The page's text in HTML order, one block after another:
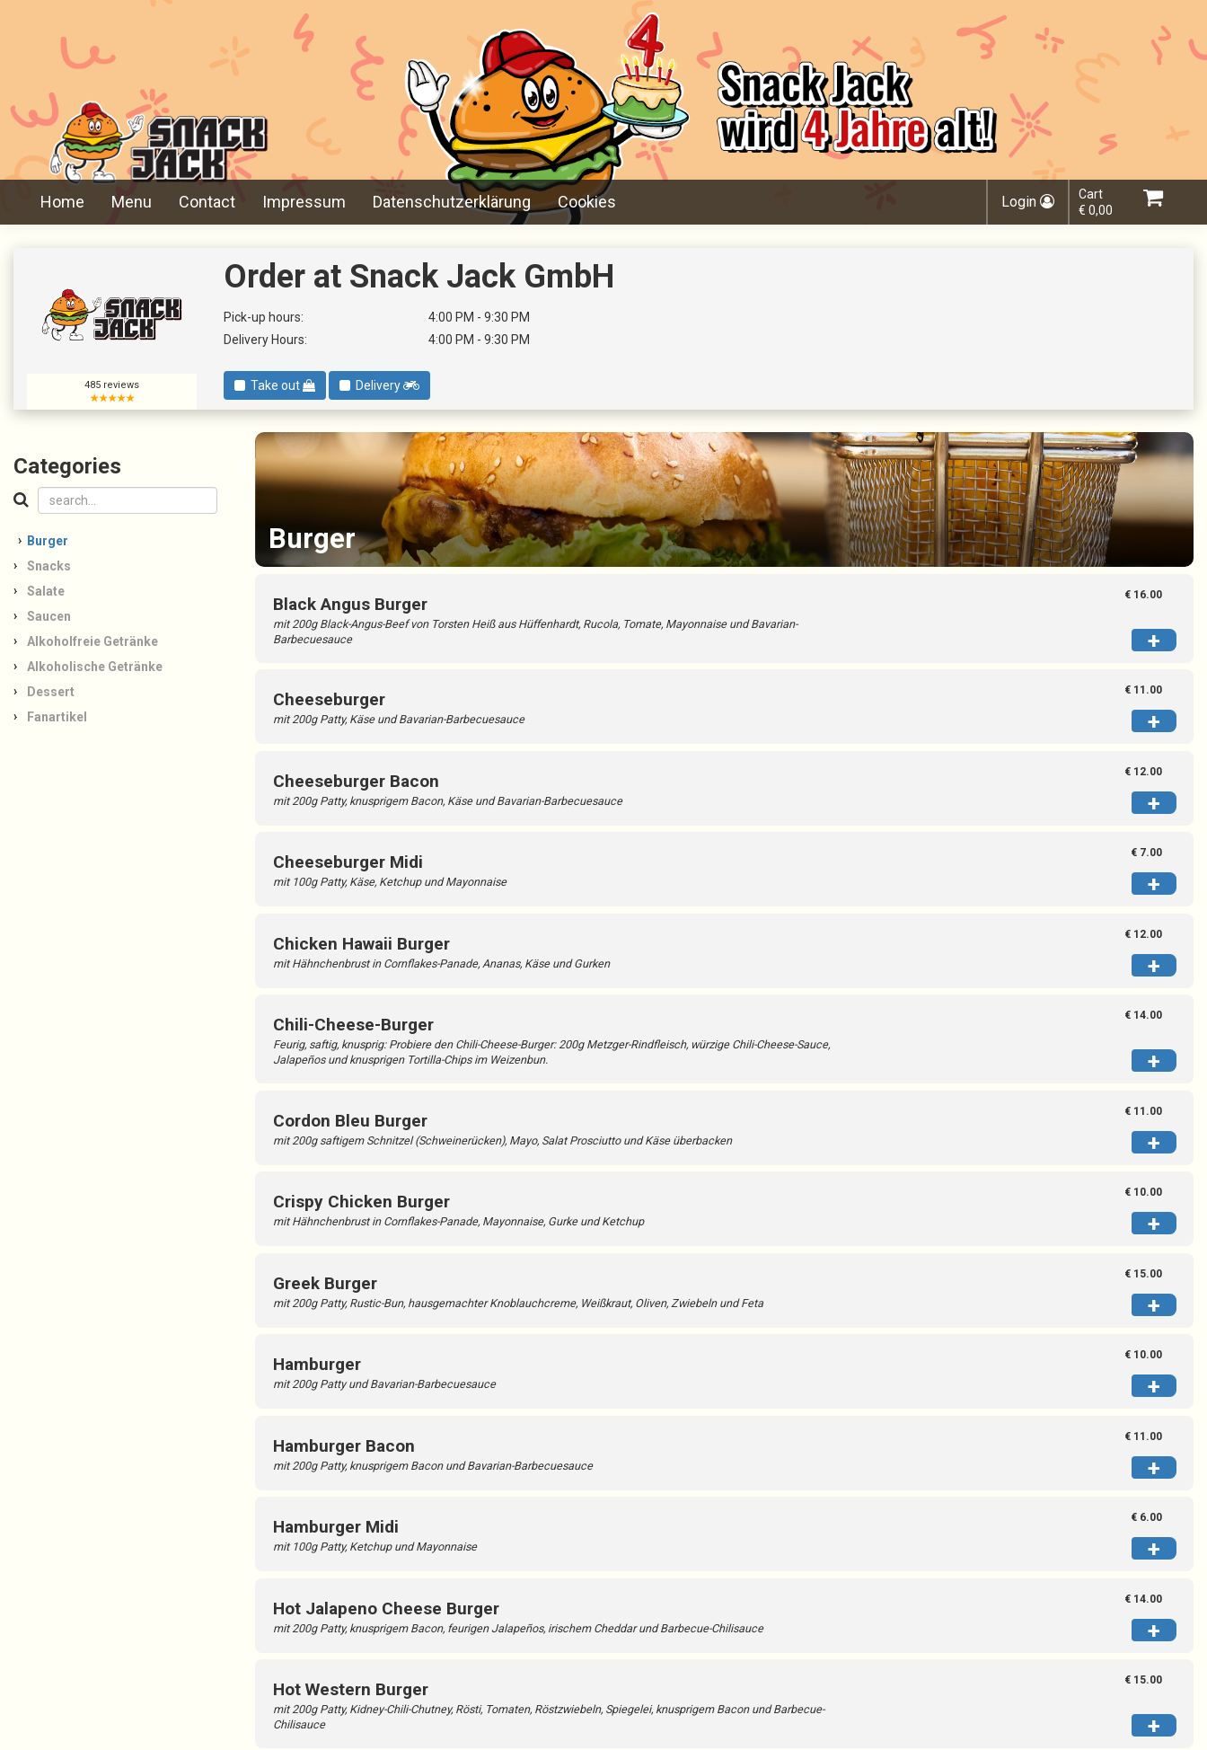
Home Menu Contact Impressum Datenschutzerklärung Cookies Login
Cart
€ 0,00
You do not have any products in your
shopping basket yet.
Subtotal: € 0,00
485 reviews
★★★★★
Order at Snack Jack GmbH
Pick-up hours:
4:00 PM - 9:30 PM
Delivery Hours:
4:00 PM - 9:30 PM
Take out Delivery
Categories
Burger
Snacks
Salate
Saucen
Alkoholfreie Getränke
Alkoholische Getränke
Dessert
Fanartikel
Burger
Black Angus Burger
mit 200g Black-Angus-Beef von Torsten Heiß aus Hüffenhardt, Rucola, Tomate, Mayonnaise und Bavarian-
Barbecuesauce
€ 16.00
+
Cheeseburger
mit 200g Patty, Käse und Bavarian-Barbecuesauce
€ 11.00
+
Cheeseburger Bacon
mit 200g Patty, knusprigem Bacon, Käse und Bavarian-Barbecuesauce
€ 12.00
+
Cheeseburger Midi
mit 100g Patty, Käse, Ketchup und Mayonnaise
€ 7.00
+
Chicken Hawaii Burger
mit Hähnchenbrust in Cornflakes-Panade, Ananas, Käse und Gurken
€ 12.00
+
Chili-Cheese-Burger
Feurig, saftig, knusprig: Probiere den Chili-Cheese-Burger: 200g Metzger-Rindfleisch, würzige Chili-Cheese-Sauce,
Jalapeños und knusprigen Tortilla-Chips im Weizenbun.
€ 14.00
+
Cordon Bleu Burger
mit 200g saftigem Schnitzel (Schweinerücken), Mayo, Salat Prosciutto und Käse überbacken
€ 11.00
+
Crispy Chicken Burger
mit Hähnchenbrust in Cornflakes-Panade, Mayonnaise, Gurke und Ketchup
€ 10.00
+
Greek Burger
mit 200g Patty, Rustic-Bun, hausgemachter Knoblauchcreme, Weißkraut, Oliven, Zwiebeln und Feta
€ 15.00
+
Hamburger
mit 200g Patty und Bavarian-Barbecuesauce
€ 10.00
+
Hamburger Bacon
mit 200g Patty, knusprigem Bacon und Bavarian-Barbecuesauce
€ 11.00
+
Hamburger Midi
mit 100g Patty, Ketchup und Mayonnaise
€ 6.00
+
Hot Jalapeno Cheese Burger
mit 200g Patty, knusprigem Bacon, feurigen Jalapeños, irischem Cheddar und Barbecue-Chilisauce
€ 14.00
+
Hot Western Burger
mit 200g Patty, Kidney-Chili-Chutney, Rösti, Tomaten, Röstzwiebeln, Spiegelei, knusprigem Bacon und Barbecue-
Chilisauce
€ 15.00
+